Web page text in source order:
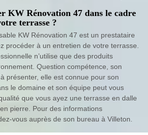
KW Rénovation 47 dans le cadre
terrasse ?
KW Rénovation 47 est un prestataire
procéder à un entretien de votre terrasse.
n’utilise que des produits
Question compétence, son
présenter, elle est connue pour son
le domaine et son équipe peut vous
que vous ayez une terrasse en dalle
pierre. Pour des informations
vous auprès de son bureau à Villeton.